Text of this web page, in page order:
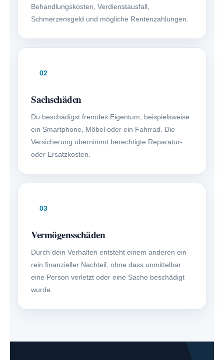
Behandlungskosten, Verdienstausfall,
Schmerzensgeld und mögliche Rentenzahlungen.
02
Sachschäden
Du beschädigst fremdes Eigentum, beispielsweise
ein Smartphone, Möbel oder ein Fahrrad. Die
Versicherung übernimmt berechtigte Reparatur-
oder Ersatzkosten.
03
Vermögensschäden
Durch dein Verhalten entsteht einem anderen ein
rein finanzieller Nachteil, ohne dass unmittelbar
eine Person verletzt oder eine Sache beschädigt
wurde.